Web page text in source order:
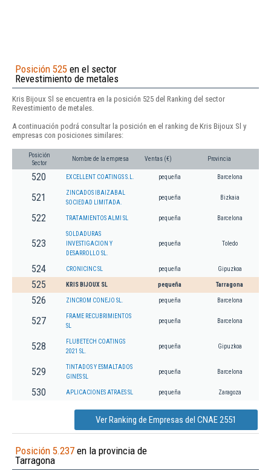
Posición 525 en el sector
Revestimiento de metales
Kris Bijoux Sl se encuentra en la posición 525 del Ranking del sector
Revestimiento de metales.
A continuación podrá consultar la posición en el ranking de Kris Bijoux Sl y
empresas con posiciones similares:
Posición
Sector
Nombre de la empresa Ventas (€) Provincia
520 EXCELLENT COATINGS S.L. pequeña Barcelona
521
ZINCADOS IBAIZABAL
SOCIEDAD LIMITADA.
pequeña Bizkaia
522 TRATAMIENTOS ALMI SL pequeña Barcelona
523
SOLDADURAS
INVESTIGACION Y
DESARROLLO SL.
pequeña Toledo
524 CRONICINC SL pequeña Gipuzkoa
525 KRIS BIJOUX SL pequeña Tarragona
526 ZINCROM CONEJO SL. pequeña Barcelona
527
FRAME RECUBRIMIENTOS
SL
pequeña Barcelona
528
FLUBETECH COATINGS
2021 SL.
pequeña Gipuzkoa
529
TINTADOS Y ESMALTADOS
GINES SL
pequeña Barcelona
530 APLICACIONES ATRAES SL pequeña Zaragoza
Ver Ranking de Empresas del CNAE 2551
Posición 5.237 en la provincia de
Tarragona